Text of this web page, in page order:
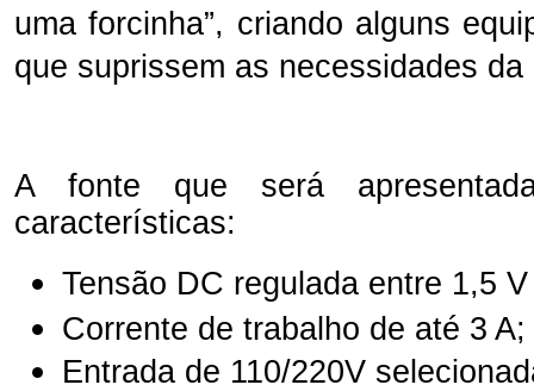
uma forcinha”, criando alguns
que suprissem as necessidades da
A fonte que será
características:
Tensão DC regulada entre 1,5
Corrente de trabalho de até 3 A;
Entrada de 110/220V